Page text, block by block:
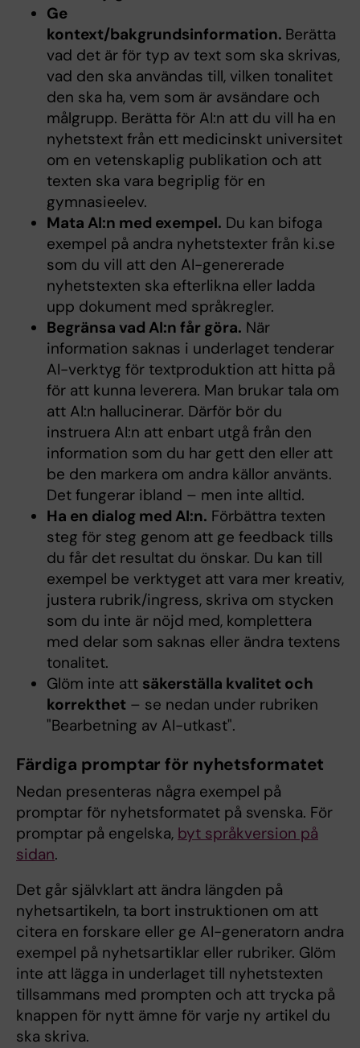
Ge
kontext/bakgrundsinformation. Berätta
vad det är för typ av text som ska skrivas,
vad den ska användas till, vilken tonalitet
den ska ha, vem som är avsändare och
målgrupp. Berätta för AI:n att du vill ha en
nyhetstext från ett medicinskt universitet
om en vetenskaplig publikation och att
texten ska vara begriplig för en
gymnasieelev.
Mata AI:n med exempel. Du kan bifoga
exempel på andra nyhetstexter från ki.se
som du vill att den AI-genererade
nyhetstexten ska efterlikna eller ladda
upp dokument med språkregler.
Begränsa vad AI:n får göra. När
information saknas i underlaget tenderar
AI-verktyg för textproduktion att hitta på
för att kunna leverera. Man brukar tala om
att AI:n hallucinerar. Därför bör du
instruera AI:n att enbart utgå från den
information som du har gett den eller att
be den markera om andra källor använts.
Det fungerar ibland – men inte alltid.
Ha en dialog med AI:n. Förbättra texten
steg för steg genom att ge feedback tills
du får det resultat du önskar. Du kan till
exempel be verktyget att vara mer kreativ,
justera rubrik/ingress, skriva om stycken
som du inte är nöjd med, komplettera
med delar som saknas eller ändra textens
tonalitet.
Glöm inte att säkerställa kvalitet och
korrekthet– se nedan under rubriken
"Bearbetning av AI-utkast".
Färdiga promptar för nyhetsformatet
Nedan presenteras några exempel på
promptar för nyhetsformatet på svenska. För
promptar på engelska, byt språkversion på
sidan.
Det går självklart att ändra längden på
nyhetsartikeln, ta bort instruktionen om att
citera en forskare eller ge AI-generatorn andra
exempel på nyhetsartiklar eller rubriker. Glöm
inte att lägga in underlaget till nyhetstexten
tillsammans med prompten och att trycka på
knappen för nytt ämne för varje ny artikel du
ska skriva.